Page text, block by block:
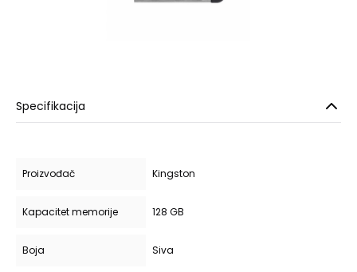
Specifikacija
Proizvođač Kingston
Kapacitet memorije 128 GB
Boja Siva